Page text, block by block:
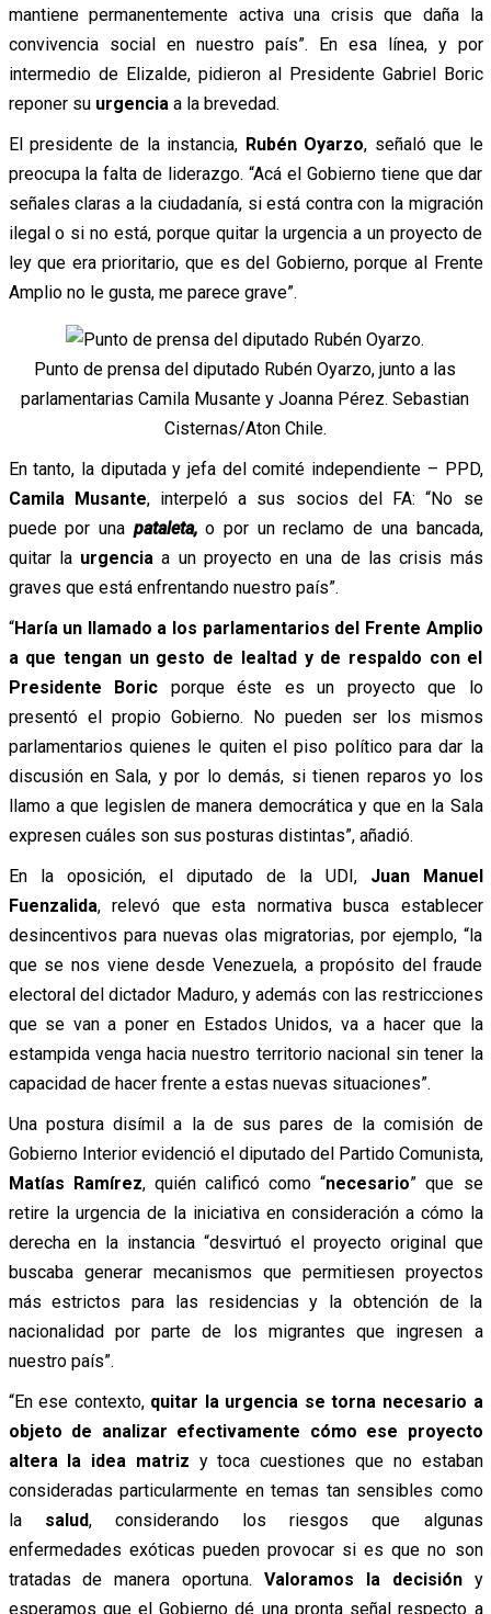
mantiene permanentemente activa una crisis que daña la
convivencia social en nuestro país”. En esa línea, y por
intermedio de Elizalde, pidieron al Presidente Gabriel Boric
reponer su urgencia a la brevedad.
El presidente de la instancia, Rubén Oyarzo, señaló que le
preocupa la falta de liderazgo. “Acá el Gobierno tiene que dar
señales claras a la ciudadanía, si está contra con la migración
ilegal o si no está, porque quitar la urgencia a un proyecto de
ley que era prioritario, que es del Gobierno, porque al Frente
Amplio no le gusta, me parece grave”.
Punto de prensa del diputado Rubén Oyarzo, junto a las
parlamentarias Camila Musante y Joanna Pérez. Sebastian
Cisternas/Aton Chile.
En tanto, la diputada y jefa del comité independiente – PPD,
Camila Musante, interpeló a sus socios del FA: “No se
puede por unapataleta,o por un reclamo de una bancada,
quitar laurgencia a un proyecto en una de las crisis más
graves que está enfrentando nuestro país”.
“Haría un llamado a los parlamentarios del Frente Amplio
a que tengan un gesto de lealtad y de respaldo con el
Presidente Boric porque éste es un proyecto que lo
presentó el propio Gobierno. No pueden ser los mismos
parlamentarios quienes le quiten el piso político para dar la
discusión en Sala, y por lo demás, si tienen reparos yo los
llamo a que legislen de manera democrática y que en la Sala
expresen cuáles son sus posturas distintas”, añadió.
En la oposición, el diputado de la UDI, Juan Manuel
Fuenzalida, relevó que esta normativa busca establecer
desincentivos para nuevas olas migratorias, por ejemplo, “la
que se nos viene desde Venezuela, a propósito del fraude
electoral del dictador Maduro, y además con las restricciones
que se van a poner en Estados Unidos, va a hacer que la
estampida venga hacia nuestro territorio nacional sin tener la
capacidad de hacer frente a estas nuevas situaciones”.
Una postura disímil a la de sus pares de la comisión de
Gobierno Interior evidenció el diputado del Partido Comunista,
Matías Ramírez, quién calificó como “necesario” que se
retire la urgencia de la iniciativa en consideración a cómo la
derecha en la instancia “desvirtuó el proyecto original que
buscaba generar mecanismos que permitiesen proyectos
más estrictos para las residencias y la obtención de la
nacionalidad por parte de los migrantes que ingresen a
nuestro país”.
“En ese contexto,quitar la urgencia se torna necesario a
objeto de analizar efectivamente cómo ese proyecto
altera la idea matriz y toca cuestiones que no estaban
consideradas particularmente en temas tan sensibles como
la salud, considerando los riesgos que algunas
enfermedades exóticas pueden provocar si es que no son
tratadas de manera oportuna. Valoramos la decisióny
esperamos que el Gobierno dé una pronta señal respecto a